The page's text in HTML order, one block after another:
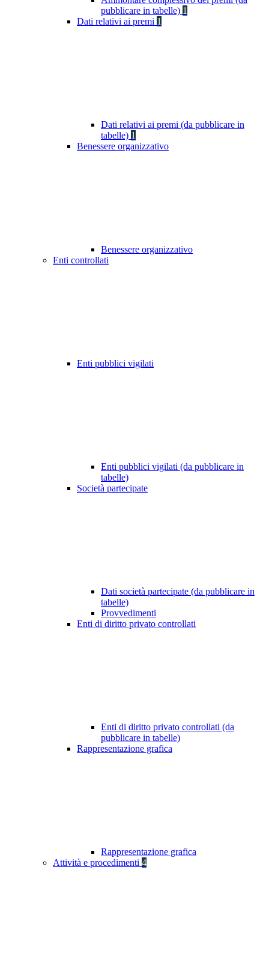
pubblicare in tabelle) 1
Dati relativi ai premi 1
Dati relativi ai premi (da pubblicare in
tabelle) 1
Benessere organizzativo
Benessere organizzativo
Enti controllati
Enti pubblici vigilati
Enti pubblici vigilati (da pubblicare in
tabelle)
Società partecipate
Dati società partecipate (da pubblicare in
tabelle)
Provvedimenti
Enti di diritto privato controllati
Enti di diritto privato controllati (da
pubblicare in tabelle)
Rappresentazione grafica
Rappresentazione grafica
Attività e procedimenti 4